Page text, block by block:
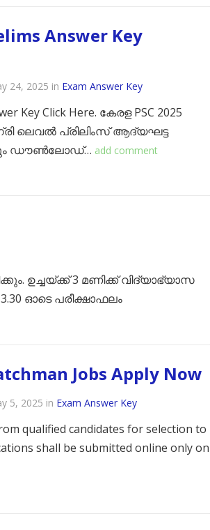
Answer Key
24, 2025 in Exam Answer Key
Key Click Here. കേരള PSC 2025
ലെവൽ പ്രിലിംസ് ആദ്യഘട്ട
ഡൗൺലോഡ്… add comment
ഉച്ചയ്ക്ക് 3 മണിക്ക് വിദ്യാഭ്യാസ
ഓടെ പരീക്ഷാഫലം
Jobs Apply Now
5, 2025 in Exam Answer Key
qualified candidates for selection to
shall be submitted online only on